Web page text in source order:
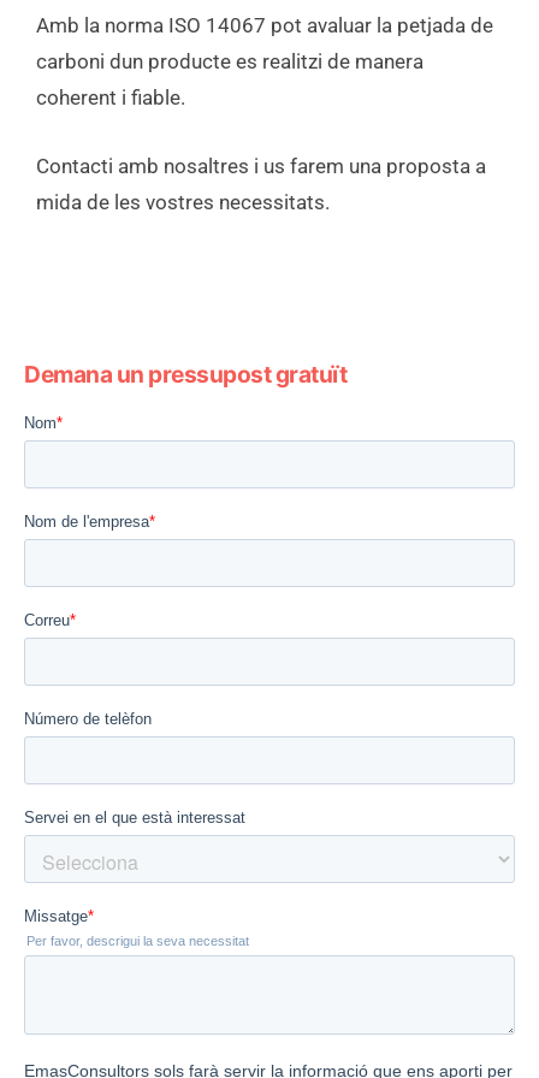
Amb la norma ISO 14067 pot avaluar la petjada de
carboni dun producte es realitzi de manera
coherent i fiable.
Contacti amb nosaltres i us farem una proposta a
mida de les vostres necessitats.
Demana un pressupost gratuït